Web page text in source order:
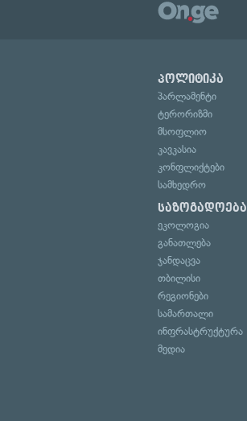
პოლიტიკა
პარლამენტი
ტერორიზმი
მსოფლიო
კავკასია
კონფლიქტები
სამხედრო
საზოგადოება
ეკოლოგია
განათლება
ჯანდაცვა
თბილისი
რეგიონები
სამართალი
ინფრასტრუქტურა
მედია